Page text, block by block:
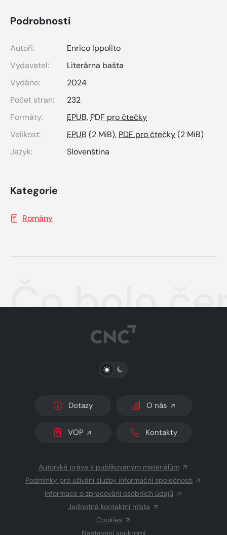
Podrobnosti
Autoři:
Enrico Ippolito
Vydavatel:
Literárna bašta
Vydáno:
2024
Počet stran:
232
Formáty:
EPUB, PDF pro čtečky
Velikost:
EPUB (2 MiB), PDF pro čtečky(2 MiB)
Jazyk:
Slovenština
Kategorie
Romány
Čo bolo
PŘEPNOUT SVĚTLÝ/TMAVÝ REŽIM
Dotazy O nás
VOP Kontakty
Autorská práva k publikovaným materiálům
Podmínky pro užívání služby informační společnosti
Informace o zpracování osobních údajů
Jednotná kontaktní místa
Cookies
Nastavení soukromí